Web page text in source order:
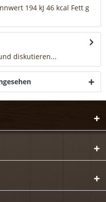
194 kJ 46 kcal Fett g
diskutieren...